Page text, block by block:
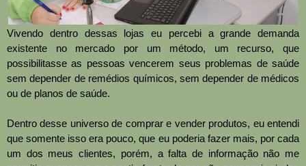
Vivendo dentro dessas lojas eu percebi a grande demanda
existente no mercado por um método, um recurso, que
possibilitasse as pessoas vencerem seus problemas de saúde
sem depender de remédios químicos, sem depender de médicos
ou de planos de saúde.
Dentro desse universo de comprar e vender produtos, eu entendi
que somente isso era pouco, que eu poderia fazer mais, por cada
um dos meus clientes, porém, a falta de informação não me